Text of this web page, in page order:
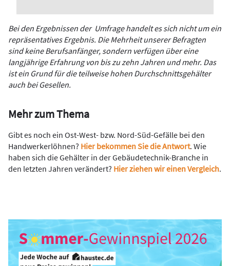
Bei den Ergebnissen der Umfrage handelt es sich nicht um ein
repräsentatives Ergebnis. Die Mehrheit unserer Befragten
sind keine Berufsanfänger, sondern verfügen über eine
langjährige Erfahrung von bis zu zehn Jahren und mehr. Das
ist ein Grund für die teilweise hohen Durchschnittsgehälter
auch bei Gesellen.
Mehr zum Thema
Gibt es noch ein Ost-West- bzw. Nord-Süd-Gefälle bei den
Handwerkerlöhnen? Hier bekommen Sie die Antwort. Wie
haben sich die Gehälter in der Gebäudetechnik-Branche in
den letzten Jahren verändert? Hier ziehen wir einen Vergleich.